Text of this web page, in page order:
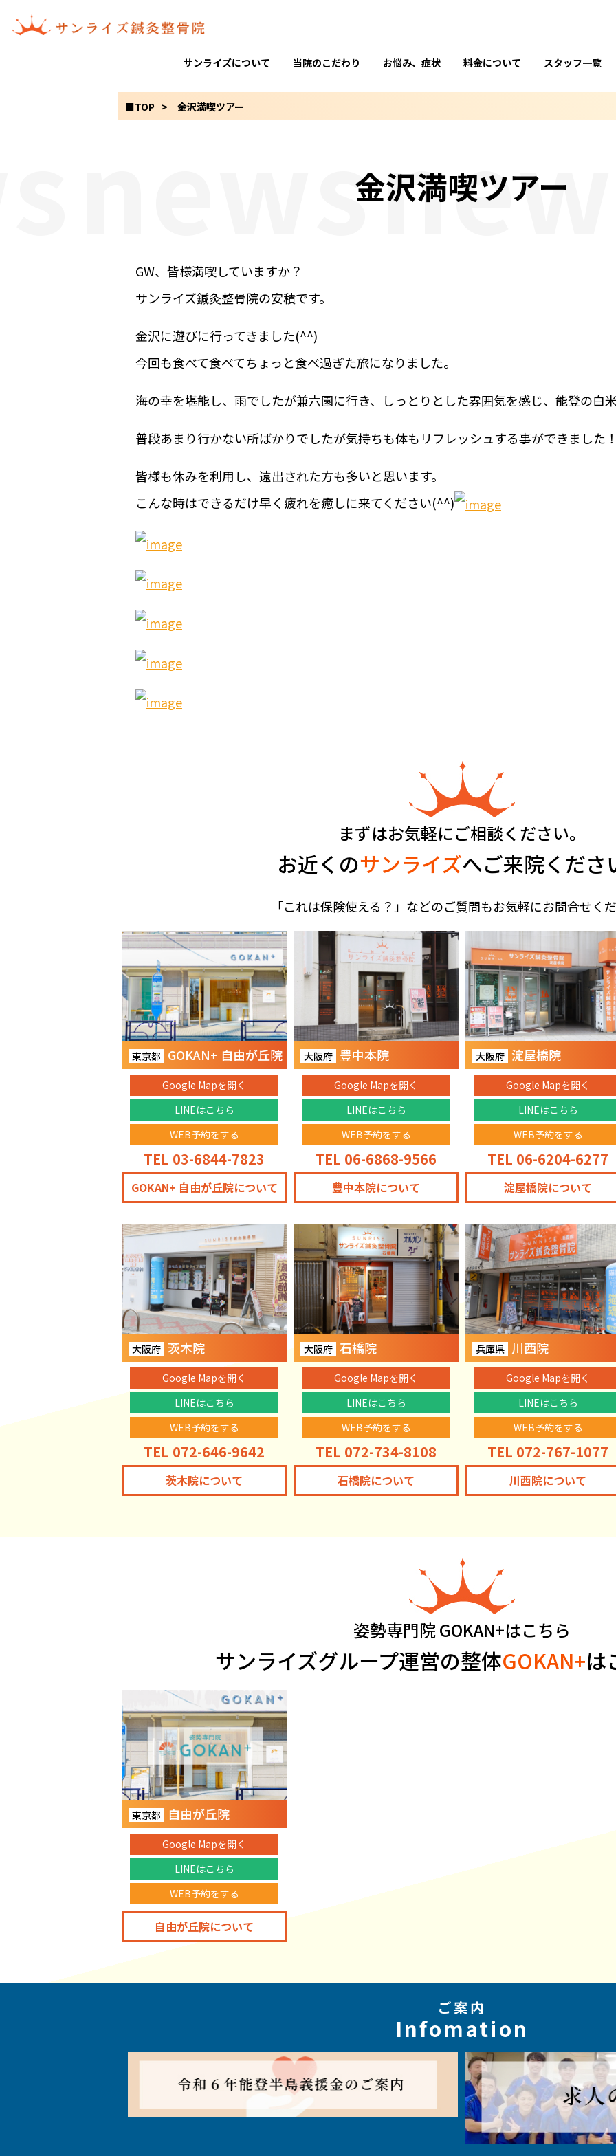
サンライズについて 当院のこだわり お悩み、症状 料金について スタッフ一覧
■TOP 金沢満喫ツアー news
金沢満喫ツアー
GW、皆様満喫していますか？
サンライズ鍼灸整骨院の安積です。
金沢に遊びに行ってきました(^^)
今回も食べて食べてちょっと食べ過ぎた旅になりました。
海の幸を堪能し、雨でしたが兼六園に行き、しっとりとした雰囲気を感じ、能登の白
普段あまり行かない所ばかりでしたが気持ちも体もリフレッシュする事ができました！
皆様も休みを利用し、遠出された方も多いと思います。
こんな時はできるだけ早く疲れを癒しに来てください(^^)
まずはお気軽にご相談ください。
お近くのサンライズへご来院くださ
「これは保険使える？」などのご質問もお気軽にお問合せくだ
東京都 GOKAN+ 自由が丘院
Google Mapを開く
LINEはこちら
WEB予約をする
TEL 03-6844-7823
GOKAN+ 自由が丘院について
大阪府 豊中本院
Google Mapを開く
LINEはこちら
WEB予約をする
TEL 06-6868-9566
豊中本院について
大阪府 淀屋橋院
Google Mapを開く
LINEはこちら
WEB予約をする
TEL 06-6204-6277
淀屋橋院について
大阪府 茨木院
Google Mapを開く
LINEはこちら
WEB予約をする
TEL 072-646-9642
茨木院について
大阪府 石橋院
Google Mapを開く
LINEはこちら
WEB予約をする
TEL 072-734-8108
石橋院について
兵庫県 川西院
Google Mapを開く
LINEはこちら
WEB予約をする
TEL 072-767-1077
川西院について
姿勢専門院 GOKAN+はこちら
サンライズグループ運営の整体GOKAN+は
東京都 自由が丘院
Google Mapを開く
LINEはこちら
WEB予約をする
自由が丘院について
ご案内
Infomation